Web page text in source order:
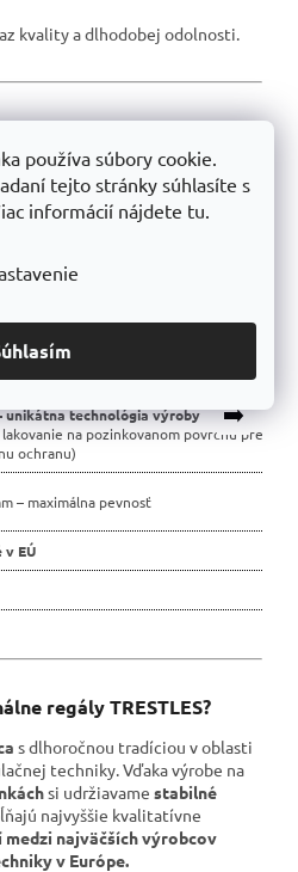
používa súbory cookie.
tejto stránky súhlasíte s
informácií nájdete tu.
kvality a dlhodobej odolnosti.
regálmi na trhu:
➡️
regály Trestles 🏆
– jednoduchá
bez škodlivých látok
unikátna technológia výroby
lakovanie na pozinkovanom povrchu pre
ochranu)
– maximálna pevnosť
v EÚ
regály TRESTLES?
s dlhoročnou tradíciou v oblasti
techniky. Vďaka výrobe na
si udržiavame stabilné
najvyššie kvalitatívne
medzi najväčších výrobcov
v Európe.